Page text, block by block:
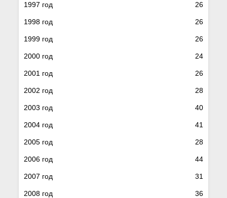
1997 год 26
1998 год 26
1999 год 26
2000 год 24
2001 год 26
2002 год 28
2003 год 40
2004 год 41
2005 год 28
2006 год 44
2007 год 31
2008 год 36